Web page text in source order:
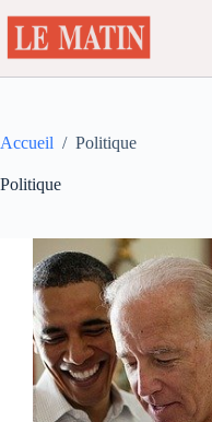
au
contenu
Accueil / Politique
Politique